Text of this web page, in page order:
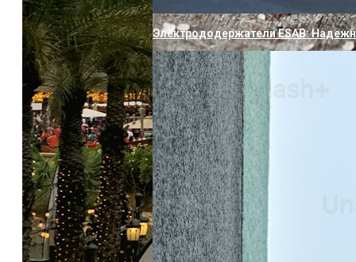
Европейские Страны С Самой
Электрододержатели ESAB: